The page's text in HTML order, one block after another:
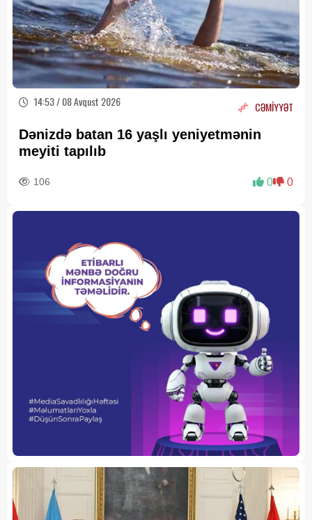
14:53 / 08 Avqust 2026 CƏMİYYƏT
Dənizdə batan 16 yaşlı yeniyetmənin
meyiti tapılıb
106 0 0